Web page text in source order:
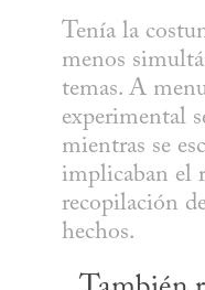
Tenía la
menos
temas. A
experimental
mientras se
implicaban el
recopilación
hechos.